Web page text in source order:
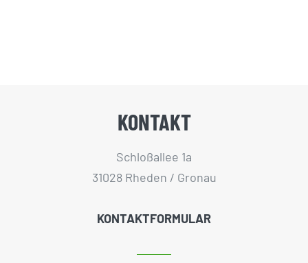
KONTAKT
Schloßallee 1a
31028 Rheden / Gronau
KONTAKTFORMULAR